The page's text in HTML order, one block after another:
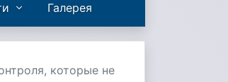
Галерея
которые не